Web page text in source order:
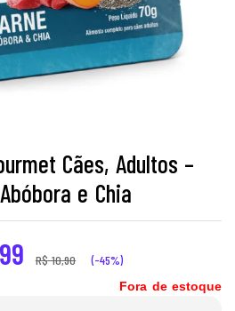
Cães, Adultos –
e Chia
R$10,90 (-45%)
Fora de estoque